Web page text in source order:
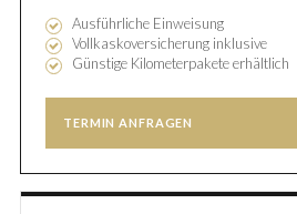
Ausführliche Einweisung
Vollkaskoversicherung inklusive
Günstige Kilometerpakete erhältlich
TERMIN ANFRAGEN